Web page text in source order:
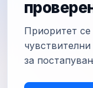
Приоритет
за